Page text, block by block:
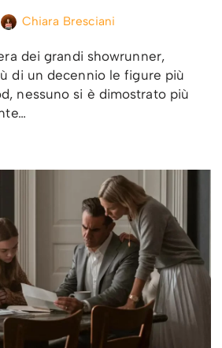
Chiara Bresciani
dei grandi showrunner,
di un decennio le figure più
nessuno si è dimostrato più